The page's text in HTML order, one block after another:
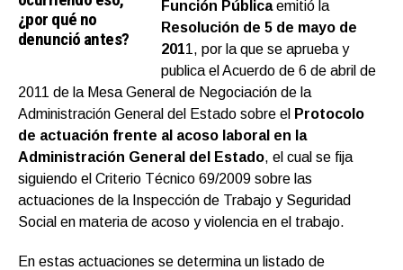
¿por qué no
denunció antes?
Función Públicaemitió la
Resolución de 5 de mayo de
2011, por la que se aprueba y
publica el Acuerdo de 6 de abril de
2011 de la Mesa General de Negociación de la
Administración General del Estado sobre el Protocolo
de actuación frente al acoso laboral en la
Administración General del Estado, el cual se fija
siguiendo el Criterio Técnico 69/2009 sobre las
actuaciones de la Inspección de Trabajo y Seguridad
Social en materia de acoso y violencia en el trabajo.
En estas actuaciones se determina un listado de